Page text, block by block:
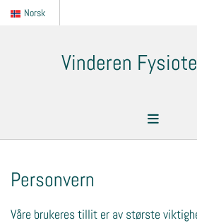
Norsk
Vinderen
Personvern
Våre brukeres tillit er av største